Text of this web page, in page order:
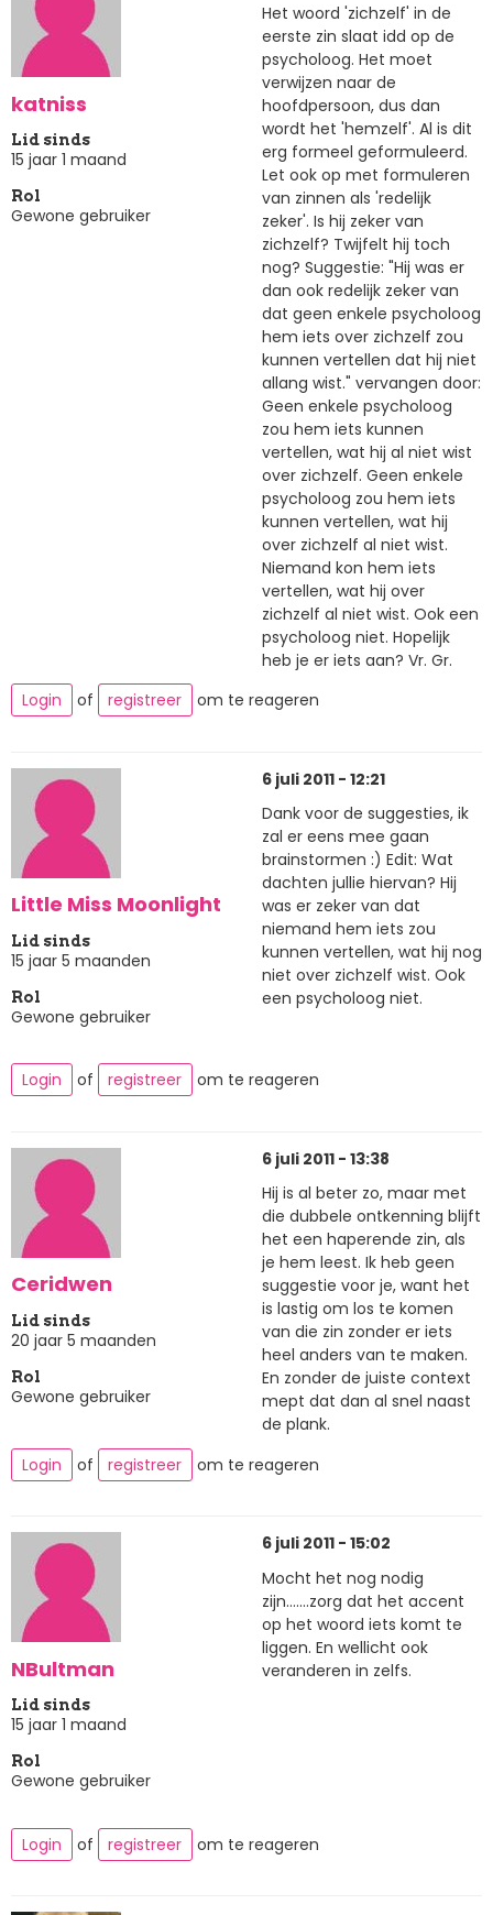
katniss
Lid sinds
15 jaar 1 maand
Rol
Gewone gebruiker
Het woord 'zichzelf' in de
eerste zin slaat idd op de
psycholoog. Het moet
verwijzen naar de
hoofdpersoon, dus dan
wordt het 'hemzelf'. Al is dit
erg formeel geformuleerd.
Let ook op met formuleren
van zinnen als 'redelijk
zeker'. Is hij zeker van
zichzelf? Twijfelt hij toch
nog? Suggestie: "Hij was er
dan ook redelijk zeker van
dat geen enkele psycholoog
hem iets over zichzelf zou
kunnen vertellen dat hij niet
allang wist." vervangen door:
Geen enkele psycholoog
zou hem iets kunnen
vertellen, wat hij al niet wist
over zichzelf. Geen enkele
psycholoog zou hem iets
kunnen vertellen, wat hij
over zichzelf al niet wist.
Niemand kon hem iets
vertellen, wat hij over
zichzelf al niet wist. Ook een
psycholoog niet. Hopelijk
heb je er iets aan? Vr. Gr.
Login
of registreer om te reageren
Little Miss Moonlight
Lid sinds
15 jaar 5 maanden
Rol
Gewone gebruiker
6 juli 2011 - 12:21
Dank voor de suggesties, ik
zal er eens mee gaan
brainstormen :) Edit: Wat
dachten jullie hiervan? Hij
was er zeker van dat
niemand hem iets zou
kunnen vertellen, wat hij nog
niet over zichzelf wist. Ook
een psycholoog niet.
Login of registreer om te reageren
Ceridwen
Lid sinds
20 jaar 5 maanden
Rol
Gewone gebruiker
6 juli 2011 - 13:38
Hij is al beter zo, maar met
die dubbele ontkenning blijft
het een haperende zin, als
je hem leest. Ik heb geen
suggestie voor je, want het
is lastig om los te komen
van die zin zonder er iets
heel anders van te maken.
En zonder de juiste context
mept dat dan al snel naast
de plank.
Login
of registreer om te reageren
NBultman
Lid sinds
15 jaar 1 maand
Rol
Gewone gebruiker
6 juli 2011 - 15:02
Mocht het nog nodig
zijn.......zorg dat het accent
op het woord iets komt te
liggen. En wellicht ook
veranderen in zelfs.
Login of registreer om te reageren